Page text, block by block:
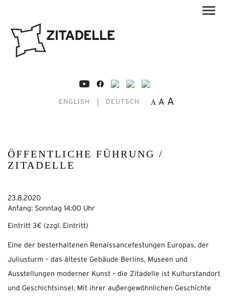
ENGLISH DEUTSCH A A A
ÖFFENTLICHE FÜHRUNG /
ZITADELLE
23.8.2020
Anfang: Sonntag 14:00 Uhr
Eintritt 3€ (zzgl. Eintritt)
Eine der besterhaltenen Renaissancefestungen Europas, der
Juliusturm – das älteste Gebäude Berlins, Museen und
Ausstellungen moderner Kunst – die Zitadelle ist Kulturstandort
und Geschichtsinsel. Mit ihrer außergewöhnlichen Geschichte